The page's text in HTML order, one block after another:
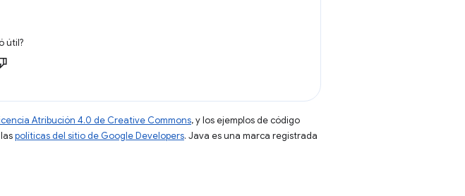
útil?
Atribución 4.0 de Creative Commons, y los ejemplos de código
políticas del sitio de Google Developers. Java es una marca registrada